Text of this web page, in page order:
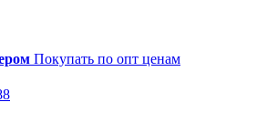
Покупать по опт ценам